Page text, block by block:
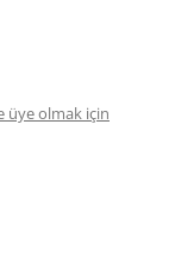
üye olmak için